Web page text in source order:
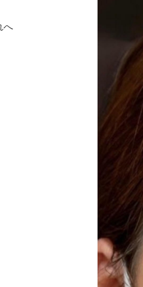
へ